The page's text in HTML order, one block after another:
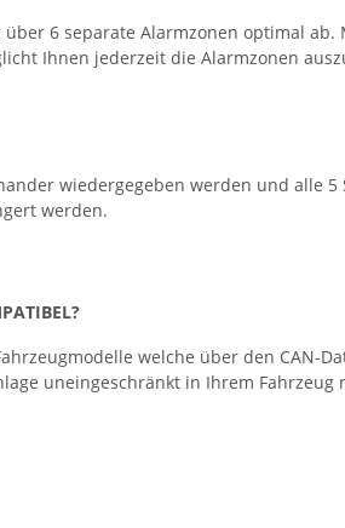
6 separate Alarmzonen optimal
Ihnen jederzeit die Alarmzonen
wiedergegeben werden und alle
werden.
welche über den
uneingeschränkt in Ihrem